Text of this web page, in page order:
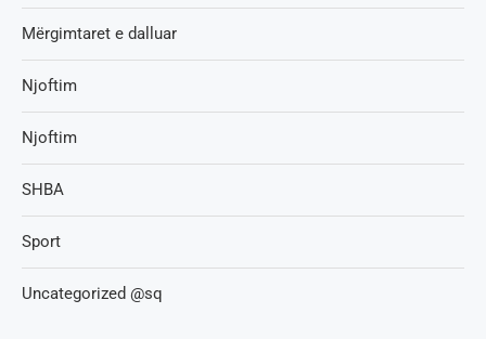
Mërgimtaret e dalluar
Njoftim
Njoftim
SHBA
Sport
Uncategorized @sq